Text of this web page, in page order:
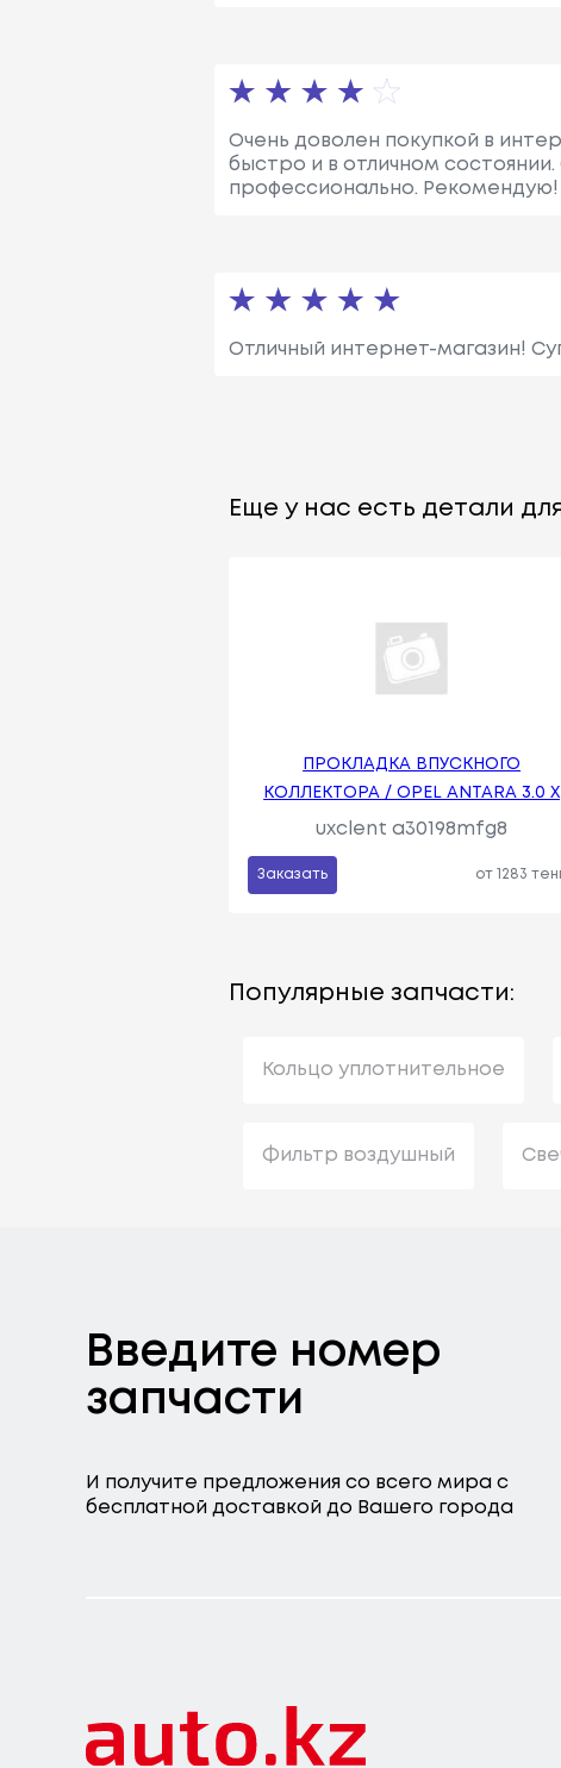
Очень доволен покупкой в
быстро и в отличном
профессионально. Рекомендую!
Отличный интернет-магазин!
Еще у нас есть детали
ПРОКЛАДКА ВПУСКНОГО
КОЛЛЕКТОРА / OPEL ANTARA 3.0 X
uxclent a30198mfg8
Заказать от 1283
Популярные запчасти:
Кольцо уплотнительное
Фильтр воздушный
Введите номер
запчасти
И получите предложения со всего мира с
бесплатной доставкой до Вашего города